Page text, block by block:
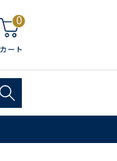
0